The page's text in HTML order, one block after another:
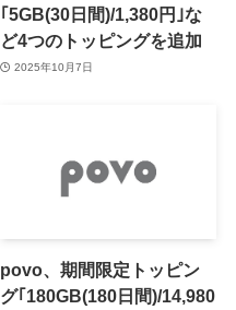
｢5GB(30日間)/1,380円｣な
ど4つのトッピングを追加
2025年10月7日
povo、期間限定トッピン
グ｢180GB(180日間)/14,980